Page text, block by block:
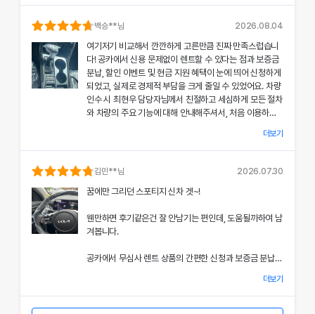
의 상태와 각종 기능에 대해 설명해주셔서, 처음 이용하는
분들도 부담 없이 서비스를 체험할 수 있었어요.
공카의 본부 직거래 시스템으로 중간 마진 없이 합리적인
렌트료를 제공받았고, 즉시 출고되는 신차 덕분에 긴급 상
황에서도 차질 없이 차량을 이용할 수 있었던 점이 특히 인
상 깊었어요.
쏘나타의 세련된 디자인과 최신 편의 기능, 그리고 안전 장
치에 대한 세심한 관리가 직접 눈으로 확인되면서 전체적인
다시 이용하고 싶은 강력한 동기가 되었어요.
돋보여 제게 잊지 못할 기억으로 남았으며, 이 만족스러운
백승**님 2026.08.04
여기저기 비교해서 깐깐하게 고른만큼 진짜 만족스럽습니
다! 공카에서 신용 문제없이 렌트할 수 있다는 점과 보증금
분납, 할인 이벤트 및 현금 지원 혜택이 눈에 띄어 신청하게
되었고, 실제로 경제적 부담을 크게 줄일 수 있었어요. 차량
인수 시 최현우 담당자님께서 친절하고 세심하게 모든 절차
와 차량의 주요 기능에 대해 안내해주셔서, 처음 이용하는
공카의 본부 직거래 시스템 덕분에 렌트료가 매우 합리적으
로 책정되었고, 필요할 때마다 즉시 출고되는 신차 시스템
은 제 일정에 맞춰 안정적으로 차량을 이용할 수 있도록 도
와주었어요.
쏘나타의 우아한 디자인과 최신 편의 기능, 그리고 안전장
치에 대한 상세한 설명은 제 기대 이상이었으며, 전 과정에
어요.
도 공카를 우선적으로 이용하게 만들 정도로 만족스러웠으
더보기
김민**님 2026.07.30
꿈에만 그리던 스포티지 신차 겟~!
웬만하면 후기같은건 잘 안남기는 편인데, 도움될까하여 남
겨봅니다.
공카에서 무심사 렌트 상품의 간편한 신청과 보증금 분납,
차량 인수 시 이준호 담당자님께서 따뜻하면서도 세심하게
더보기
'(주)공카'는 (이하 '회사'는) 고객님의 개인정보를 중요시하며, "정보
통신망 이용촉진 및 정보보호"에 관한 법률을 준수하고 있습니다.
회사는 개인정보처리방침을 통하여 고객님께서 제공하시는 개인정보
가 어떠한 용도와 방식으로 이용되고 있으며, 개인정보보호를 위해 어
떠한 조치가 취해지고 있는지 알려드립니다.
회사는 개인정보처리방침을 개정하는 경우 웹사이트 공지사항(또는